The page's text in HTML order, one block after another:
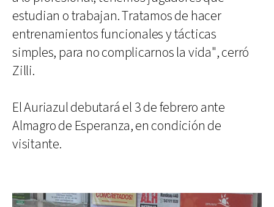
estudian o trabajan. Tratamos de hacer
entrenamientos funcionales y tácticas
simples, para no complicarnos la vida", cerró
Zilli.
El Auriazul debutará el 3 de febrero ante
Almagro de Esperanza, en condición de
visitante.